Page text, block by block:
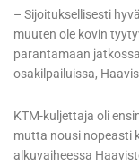
– Sijoituksellisesti
muuten ole kovin
parantamaan
osakilpailuissa,
KTM-kuljettaja oli
mutta nousi nopeasti
alkuvaiheessa